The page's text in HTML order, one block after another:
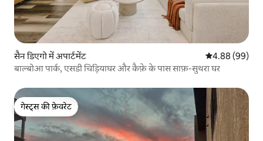
सैन डिएगो में अपार्टमेंट औसत रेटिंग 5 में
4.88 (99)
बाल्बोआ पार्क, एसडी चिड़ियाघर और कैफ़े के पास साफ़-सुथरा घर
गेस्ट्स की फ़ेवरेट
गेस्ट्स की फ़ेवरेट